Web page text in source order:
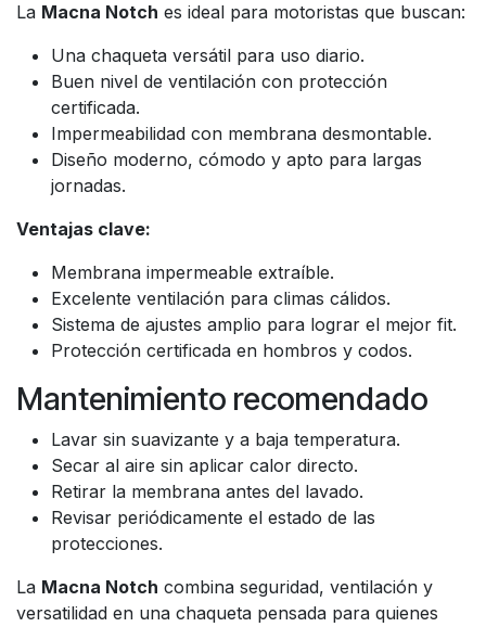
La Macna Notch es ideal para motoristas que buscan:
Una chaqueta versátil para uso diario.
Buen nivel de ventilación con protección
certificada.
Impermeabilidad con membrana desmontable.
Diseño moderno, cómodo y apto para largas
jornadas.
Ventajas clave:
Membrana impermeable extraíble.
Excelente ventilación para climas cálidos.
Sistema de ajustes amplio para lograr el mejor fit.
Protección certificada en hombros y codos.
Mantenimiento recomendado
Lavar sin suavizante y a baja temperatura.
Secar al aire sin aplicar calor directo.
Retirar la membrana antes del lavado.
Revisar periódicamente el estado de las
protecciones.
La Macna Notch combina seguridad, ventilación y
versatilidad en una chaqueta pensada para quienes